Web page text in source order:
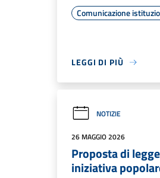
Comunicazione
LEGGI DI PIÙ
NOTIZIE
26 MAGGIO 2026
Proposta di
iniziativa